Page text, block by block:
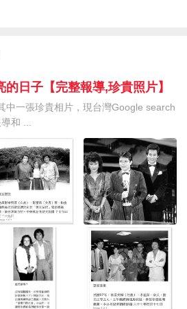
日子【完整報導,珍貴照片】
中一張珍貴相片，現台灣Google search
和 ...